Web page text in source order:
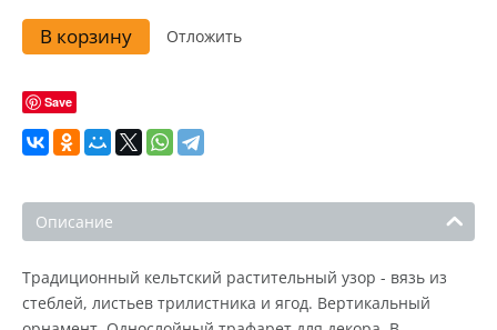
В корзину Отложить
Save
Описание
Традиционный кельтский растительный узор - вязь из
стеблей, листьев трилистника и ягод. Вертикальный